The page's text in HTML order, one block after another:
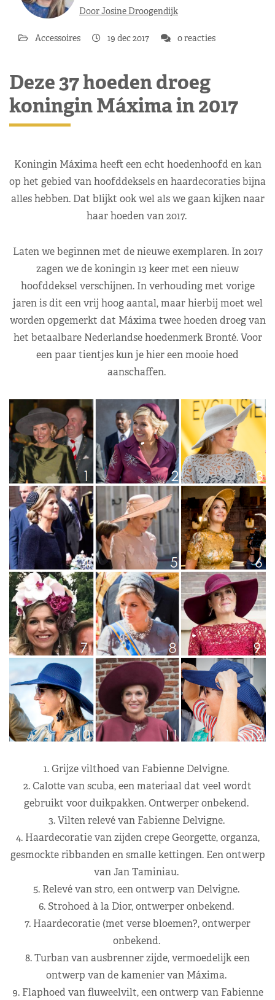
Door Josine Droogendijk
Accessoires 19 dec 2017 0 reacties
Deze 37 hoeden droeg
koningin Máxima in 2017
Koningin Máxima heeft een echt hoedenhoofd en kan
op het gebied van hoofddeksels en haardecoraties bijna
alles hebben. Dat blijkt ook wel als we gaan kijken naar
haar hoeden van 2017.
Laten we beginnen met de nieuwe exemplaren. In 2017
zagen we de koningin 13 keer met een nieuw
hoofddeksel verschijnen. In verhouding met vorige
jaren is dit een vrij hoog aantal, maar hierbij moet wel
worden opgemerkt dat Máxima twee hoeden droeg van
het betaalbare Nederlandse hoedenmerk Bronté. Voor
een paar tientjes kun je hier een mooie hoed
aanschaffen.
1. Grijze vilthoed van Fabienne Delvigne.
2. Calotte van scuba, een materiaal dat veel wordt
gebruikt voor duikpakken. Ontwerper onbekend.
3. Vilten relevé van Fabienne Delvigne.
4. Haardecoratie van zijden crepe Georgette, organza,
gesmockte ribbanden en smalle kettingen. Een ontwerp
van Jan Taminiau.
5. Relevé van stro, een ontwerp van Delvigne.
6. Strohoed à la Dior, ontwerper onbekend.
7. Haardecoratie (met verse bloemen?, ontwerper
onbekend.
8. Turban van ausbrenner zijde, vermoedelijk een
ontwerp van de kamenier van Máxima.
9. Flaphoed van fluweelvilt, een ontwerp van Fabienne